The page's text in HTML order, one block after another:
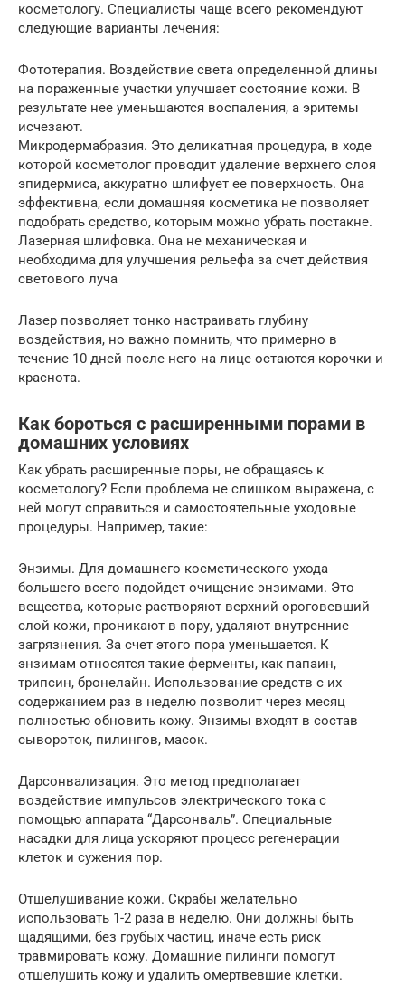
косметологу. Специалисты чаще всего рекомендуют
следующие варианты лечения:
Фототерапия. Воздействие света определенной длины
на пораженные участки улучшает состояние кожи. В
результате нее уменьшаются воспаления, а эритемы
исчезают.
Микродермабразия. Это деликатная процедура, в ходе
которой косметолог проводит удаление верхнего слоя
эпидермиса, аккуратно шлифует ее поверхность. Она
эффективна, если домашняя косметика не позволяет
подобрать средство, которым можно убрать постакне.
Лазерная шлифовка. Она не механическая и
необходима для улучшения рельефа за счет действия
светового луча
Лазер позволяет тонко настраивать глубину
воздействия, но важно помнить, что примерно в
течение 10 дней после него на лице остаются корочки и
краснота.
Как бороться с расширенными порами в
домашних условиях
Как убрать расширенные поры, не обращаясь к
косметологу? Если проблема не слишком выражена, с
ней могут справиться и самостоятельные уходовые
процедуры. Например, такие:
Энзимы. Для домашнего косметического ухода
большего всего подойдет очищение энзимами. Это
вещества, которые растворяют верхний ороговевший
слой кожи, проникают в пору, удаляют внутренние
загрязнения. За счет этого пора уменьшается. К
энзимам относятся такие ферменты, как папаин,
трипсин, бронелайн. Использование средств с их
содержанием раз в неделю позволит через месяц
полностью обновить кожу. Энзимы входят в состав
сывороток, пилингов, масок.
Дарсонвализация. Это метод предполагает
воздействие импульсов электрического тока с
помощью аппарата “Дарсонваль”. Специальные
насадки для лица ускоряют процесс регенерации
клеток и сужения пор.
Отшелушивание кожи. Скрабы желательно
использовать 1-2 раза в неделю. Они должны быть
щадящими, без грубых частиц, иначе есть риск
травмировать кожу. Домашние пилинги помогут
отшелушить кожу и удалить омертвевшие клетки.